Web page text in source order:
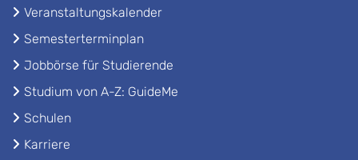
Veranstaltungskalender
Semesterterminplan
Jobbörse für Studierende
Studium von A-Z: GuideMe
Schulen
Karriere